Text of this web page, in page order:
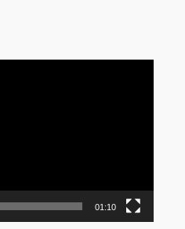
01:10